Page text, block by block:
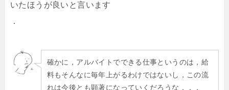
いたほうが良いと言います
．
確かに，アルバイトでできる仕事というのは，給
料もそんなに毎年上がるわけではないし，この流
れは今後とも顕著になっていくだろうな．．．